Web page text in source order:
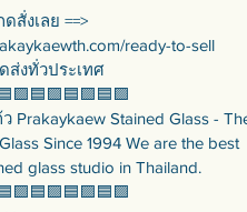
สั่งเลย ==>
ready-to-sell
ส่งทั่วประเทศ
Prakaykaew Stained Glass -
Since 1994 We are the best
glass studio in Thailand.